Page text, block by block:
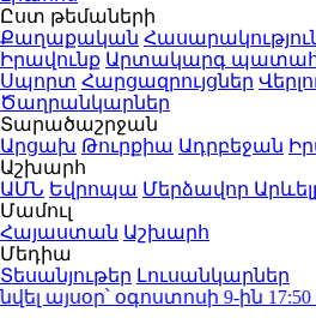
Ըստ թեմաների
Քաղաքական
Իրավունք Արտակարգ
Սպորտ Հարցազրույցներ
Ծաղրանկարներ
Տարածաշրջան
Արցախ Թուրքիա Ադրբեջան
Աշխարհ
ԱՄՆ Եվրոպա Մերձավոր
Մամուլ
Հայաստան Աշխարհ
Մեդիա
Տեսանյութեր Լուսանկարներ
օգոստոսի 9-ին17:50ՌԴ